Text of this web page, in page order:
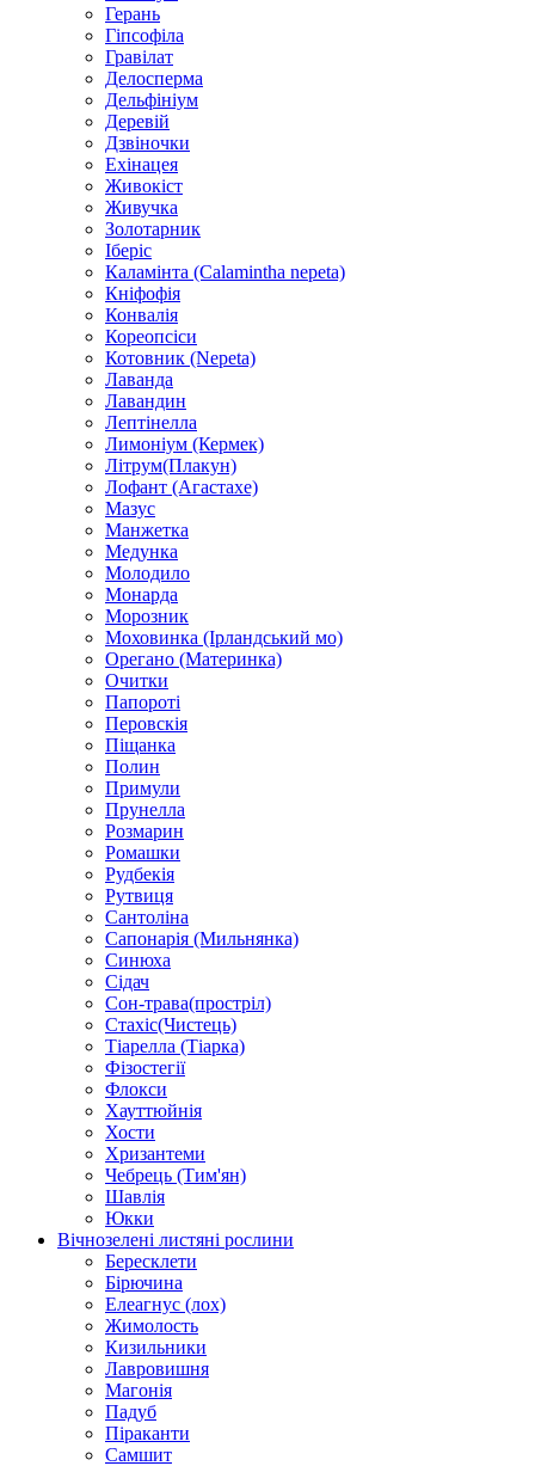
Герань
Гіпсофіла
Гравілат
Делосперма
Дельфініум
Деревій
Дзвіночки
Ехінацея
Живокіст
Живучка
Золотарник
Іберіс
Каламінта (Calamintha nepeta)
Кніфофія
Конвалія
Кореопсіси
Котовник (Nepeta)
Лаванда
Лавандин
Лептінелла
Лимоніум (Кермек)
Літрум(Плакун)
Лофант (Агастахе)
Мазус
Манжетка
Медунка
Молодило
Монарда
Морозник
Моховинка (Ірландський мо)
Орегано (Материнка)
Очитки
Папороті
Перовскія
Піщанка
Полин
Примули
Прунелла
Розмарин
Ромашки
Рудбекія
Рутвиця
Сантоліна
Сапонарія (Мильнянка)
Синюха
Сідач
Сон-трава(простріл)
Стахіс(Чистець)
Тіарелла (Тіарка)
Фізостегії
Флокси
Хауттюйнія
Хости
Хризантеми
Чебрець (Тим'ян)
Шавлія
Юкки
Вічнозелені листяні рослини
Бересклети
Бірючина
Елеагнус (лох)
Жимолость
Кизильники
Лавровишня
Магонія
Падуб
Піраканти
Самшит